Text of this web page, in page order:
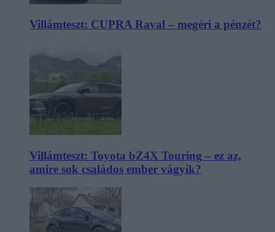
Villámteszt: CUPRA Raval – megéri a pénzét?
Villámteszt: Toyota bZ4X Touring – ez az,
amire sok családos ember vágyik?